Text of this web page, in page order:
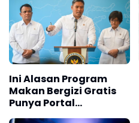
Ini Alasan Program
Makan Bergizi Gratis
Punya Portal
Pengaduan untuk SPPG